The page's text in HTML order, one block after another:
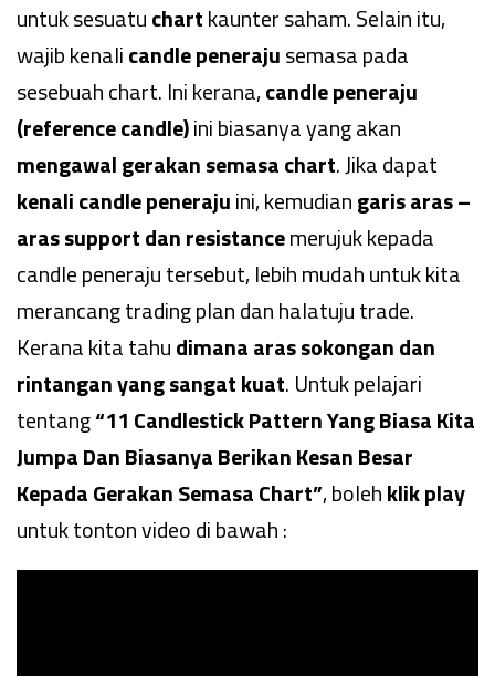
untuk sesuatuchartkaunter saham. Selain itu,
wajib kenalicandle penerajusemasa pada
sesebuah chart. Ini kerana,candle peneraju
(reference candle)ini biasanya yang akan
mengawal gerakan semasa chart. Jika dapat
kenali candle penerajuini, kemudiangaris aras –
aras support dan resistancemerujuk kepada
candle peneraju tersebut, lebih mudah untuk kita
merancang trading plan dan halatuju trade.
Kerana kita tahudimana aras sokongan dan
rintangan yang sangat kuat. Untuk pelajari
tentang“11 Candlestick Pattern Yang Biasa Kita
Jumpa Dan Biasanya Berikan Kesan Besar
Kepada Gerakan Semasa Chart”, bolehklik play
untuk tonton video di bawah :